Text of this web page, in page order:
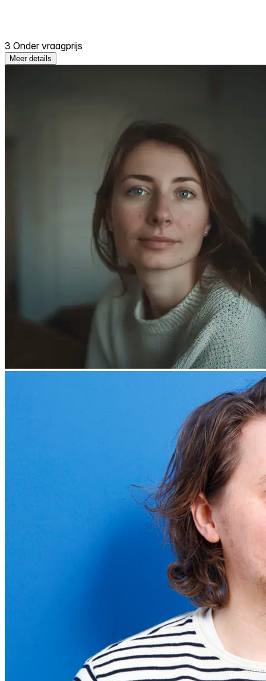
3 Onder vraagprijs
Meer details